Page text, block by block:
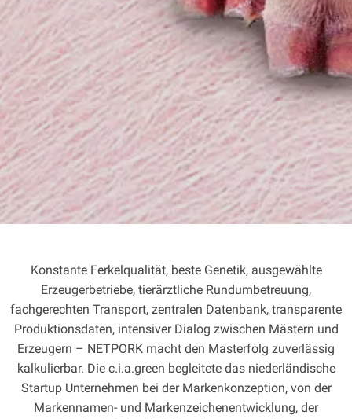
Konstante Ferkelqualität, beste Genetik, ausgewählte
Erzeugerbetriebe, tierärztliche Rundumbetreuung,
fachgerechten Transport, zentralen Datenbank, transparente
Produktionsdaten, intensiver Dialog zwischen Mästern und
Erzeugern – NETPORK macht den Masterfolg zuverlässig
kalkulierbar. Die c.i.a.green begleitete das niederländische
Startup Unternehmen bei der Markenkonzeption, von der
Markennamen- und Markenzeichenentwicklung, der